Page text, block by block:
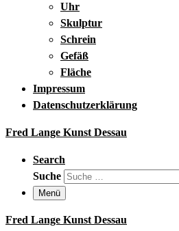
Uhr
Skulptur
Schrein
Gefäß
Fläche
Impressum
Datenschutzerklärung
Fred Lange Kunst Dessau
Search
Suche
Menü
Fred Lange Kunst Dessau